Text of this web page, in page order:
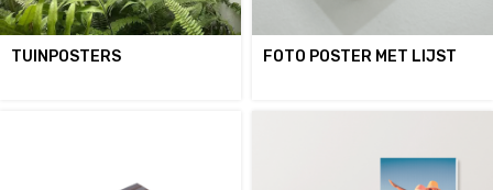
TUINPOSTERS FOTO POSTER MET LIJST